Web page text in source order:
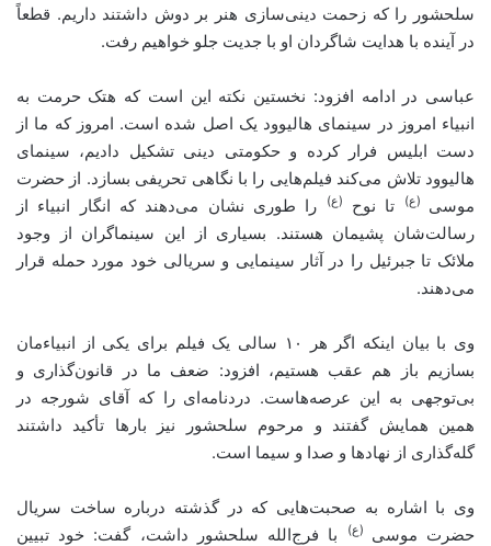
سلحشور را که زحمت دینی‌سازی هنر بر دوش داشتند داریم. قطعاً
در آینده با هدایت شاگردان او با جدیت جلو خواهیم رفت.
عباسی در ادامه افزود: نخستین نکته این است که هتک حرمت به
انبیاء امروز در سینمای هالیوود یک اصل شده است. امروز که ما از
دست ابلیس فرار کرده و حکومتی دینی تشکیل دادیم، سینمای
هالیوود تلاش می‌کند فیلم‌هایی را با نگاهی تحریفی بسازد. از حضرت
موسی (ع) تا نوح (ع)
را طوری نشان می‌دهند که انگار انبیاء از
رسالت‌شان پشیمان هستند. بسیاری از این سینماگران از وجود
ملائک تا جبرئیل را در آثار سینمایی و سریالی خود مورد حمله قرار
می‌دهند.
وی با بیان اینکه اگر هر ۱۰ سالی یک فیلم برای یکی از انبیاءمان
بسازیم باز هم عقب هستیم، افزود: ضعف ما در قانون‌گذاری و
بی‌توجهی به این عرصه‌‌هاست. دردنامه‌ای را که آقای شورجه در
همین همایش گفتند و مرحوم سلحشور نیز بارها تأکید داشتند
گله‌گذاری از نهادها و صدا و سیما است.
وی با اشاره به صحبت‌هایی که در گذشته درباره ساخت سریال
حضرت موسی (ع)
با فرج‌الله سلحشور داشت، گفت: خود تبیین